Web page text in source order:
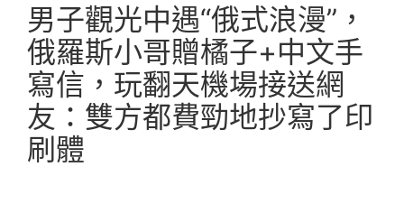
男子觀光中遇“俄式浪漫”，
俄羅斯小哥贈橘子+中文手
寫信，玩翻天機場接送網
友：雙方都費勁地抄寫了印
刷體